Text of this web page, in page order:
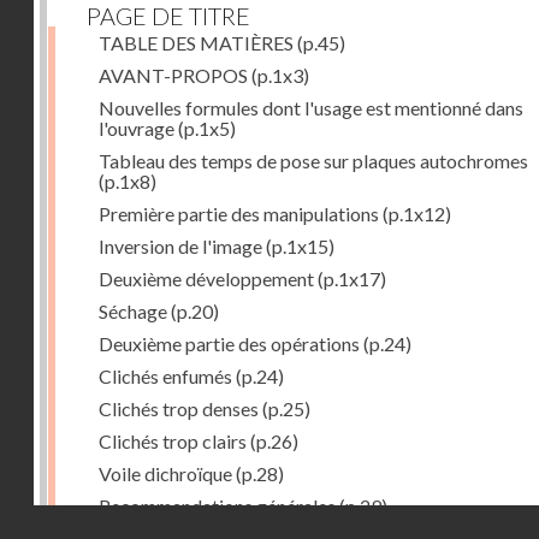
PAGE DE TITRE
TABLE DES MATIÈRES (p.45)
AVANT-PROPOS (p.1x3)
Nouvelles formules dont l'usage est mentionné dans
l'ouvrage(p.1x5)
Tableau des temps de pose sur plaques autochromes
(p.1x8)
Première partie des manipulations (p.1x12)
Inversion de l'image(p.1x15)
Deuxième développement(p.1x17)
Séchage(p.20)
Deuxième partie des opérations (p.24)
Clichés enfumés (p.24)
Clichés trop denses (p.25)
Clichés trop clairs (p.26)
Voile dichroïque(p.28)
Recommandations générales(p.29)